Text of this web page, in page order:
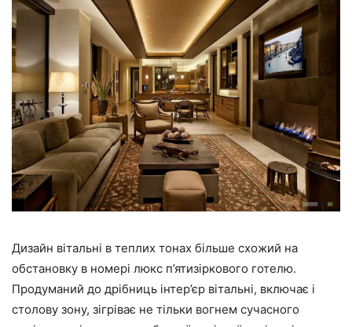
Дизайн вітальні в теплих тонах більше схожий на
обстановку в номері люкс п’ятизіркового готелю.
Продуманий до дрібниць інтер’єр вітальні, включає і
столову зону, зігріває не тільки вогнем сучасного